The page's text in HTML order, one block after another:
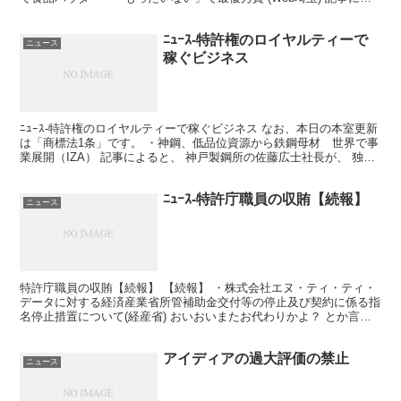
ニュース
ﾆｭｰｽ-特許権のロイヤルティーで
稼ぐビジネス
ﾆｭｰｽ-特許権のロイヤルティーで稼ぐビジネス なお、本日の本室更新
は「商標法1条」です。 ・神鋼、低品位資源から鉄鋼母材 世界で事
業展開（IZA） 記事によると、 神戸製鋼所の佐藤広士社長が、 独自
ニュース ﾆｭｰｽ-特許庁職員の収賄【続報】
特許庁職員の収賄【続報】 【続報】 ・株式会社エヌ・ティ・ティ・
データに対する経済産業省所管補助金交付等の停止及び契約に係る指
名停止措置について(経産省) おいおいまたお代わりかよ？ とか言わ
ニュース アイディアの過大評価の禁止